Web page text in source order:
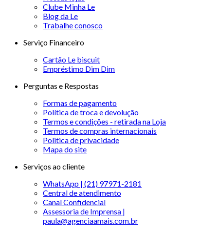
Clube Minha Le
Blog da Le
Trabalhe conosco
Serviço Financeiro
Cartão Le biscuit
Empréstimo Dim Dim
Perguntas e Respostas
Formas de pagamento
Política de troca e devolução
Termos e condições - retirada na Loja
Termos de compras internacionais
Politica de privacidade
Mapa do site
Serviços ao cliente
WhatsApp | (21) 97971-2181
Central de atendimento
Canal Confidencial
Assessoria de Imprensa |
paula@agenciaamais.com.br